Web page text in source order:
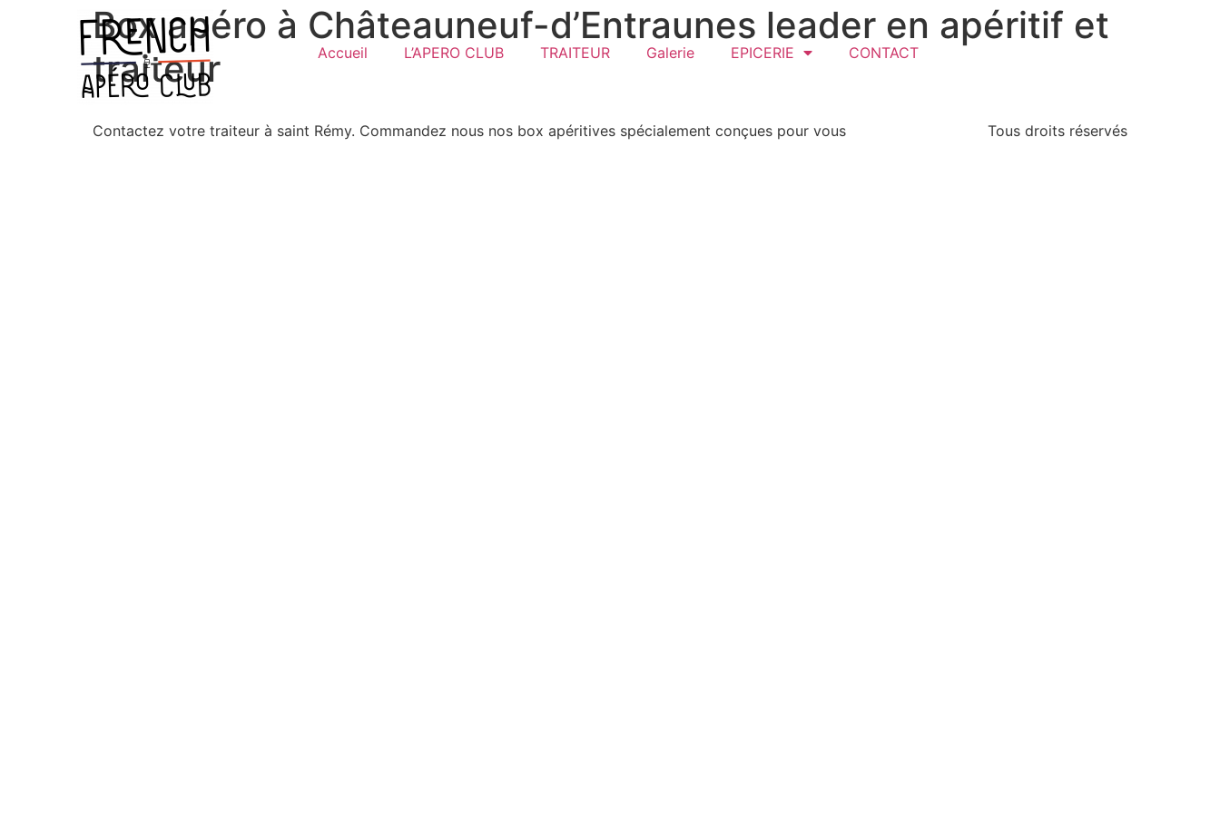
Accueil L’APERO CLUB TRAITEUR Galerie EPICERIE CONTACT
Box apéro à Châteauneuf-d’Entraunes leader en apéritif et
traiteur
Contactez votre traiteur à saint Rémy. Commandez nous nos box apéritives spécialement conçues pour vous Tous droits réservés